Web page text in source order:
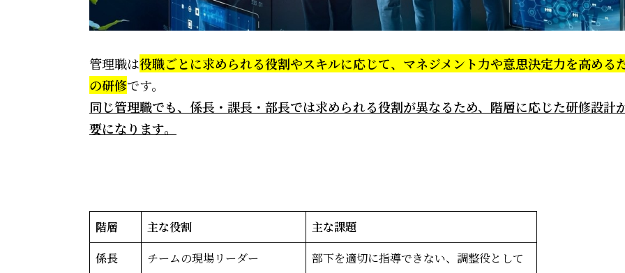
管理職は役職ごとに求められる役割やスキルに応じて、マネジメント力や意思決定力を高める
の研修です。
同じ管理職でも、係長・課長・部長では求められる役割が異なるため、階層に応じた研修設計
要になります。
階層 主な役割
主な課題
係長
チームの現場リーダー
部下を適切に指導できない、調整役として